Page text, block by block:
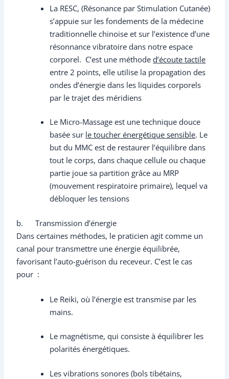
La RESC, (Résonance par Stimulation Cutanée)
s’appuie sur les fondements de la médecine
traditionnelle chinoise et sur l’existence d’une
résonnance vibratoire dans notre espace
corporel. C’est une méthoded’écoute tactile
entre 2 points, elle utilise la propagation des
ondes d’énergie dans les liquides corporels
par le trajet des méridiens
Le Micro-Massage est une technique douce
basée sur le toucher énergétique sensible. Le
but du MMC est de restaurer l’équilibre dans
tout le corps, dans chaque cellule ou chaque
partie joue sa partition grâce au MRP
(mouvement respiratoire primaire), lequel va
débloquer les tensions
b. Transmission d’énergie
Dans certaines méthodes, le praticien agit comme un
canal pour transmettre une énergie équilibrée,
favorisant l’auto-guérison du receveur. C’est le cas
pour :
Le Reiki, où l’énergie est transmise par les
mains.
Le magnétisme, qui consiste à équilibrer les
polarités énergétiques.
Les vibrations sonores (bols tibétains,